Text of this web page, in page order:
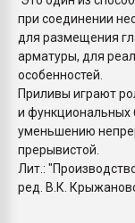
при соединении
для размещения
арматуры, для
особенностей.
Приливы играют
и функциональных
уменьшению
прерывистой.
Лит.:
ред. В.К.